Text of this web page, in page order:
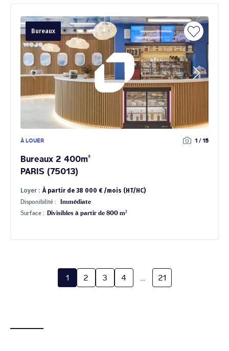
Bureaux
À LOUER 1 / 15
Bureaux 2 400m²
PARIS (75013)
Loyer : À partir de 38 000 € /mois (HT/HC)
Disponibilité :
Immédiate
Surface : Divisibles à partir de 800 m²
1 2 3 4 21